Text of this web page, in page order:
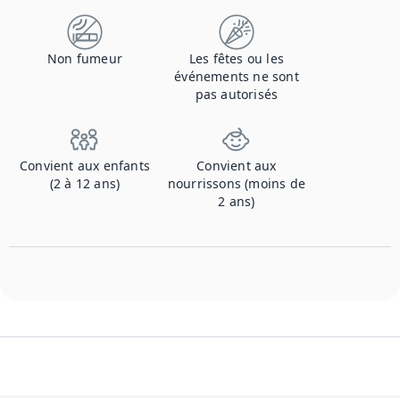
Non fumeur
Les fêtes ou les
événements ne sont
pas autorisés
Convient aux enfants
(2 à 12 ans)
Convient aux
nourrissons (moins de
2 ans)